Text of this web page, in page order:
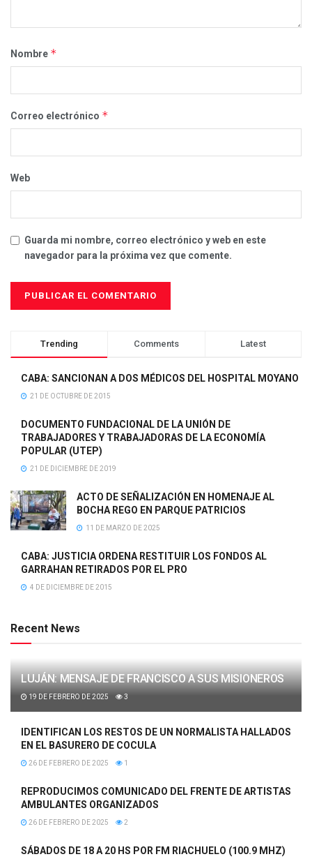
Nombre *
Correo electrónico *
Web
Guarda mi nombre, correo electrónico y web en este
navegador para la próxima vez que comente.
Trending Comments Latest
CABA: SANCIONAN A DOS MÉDICOS DEL HOSPITAL MOYANO
21 DE OCTUBRE DE 2015
DOCUMENTO FUNDACIONAL DE LA UNIÓN DE
TRABAJADORES Y TRABAJADORAS DE LA ECONOMÍA
POPULAR (UTEP)
21 DE DICIEMBRE DE 2019
ACTO DE SEÑALIZACIÓN EN HOMENAJE AL
BOCHA REGO EN PARQUE PATRICIOS
11 DE MARZO DE 2025
CABA: JUSTICIA ORDENA RESTITUIR LOS FONDOS AL
GARRAHAN RETIRADOS POR EL PRO
4 DE DICIEMBRE DE 2015
Recent News
LUJÁN: MENSAJE DE FRANCISCO A SUS MISIONEROS
19 DE FEBRERO DE 2025 3
IDENTIFICAN LOS RESTOS DE UN NORMALISTA HALLADOS
EN EL BASURERO DE COCULA
26 DE FEBRERO DE 2025 1
REPRODUCIMOS COMUNICADO DEL FRENTE DE ARTISTAS
AMBULANTES ORGANIZADOS
26 DE FEBRERO DE 2025 2
SÁBADOS DE 18 A 20 HS POR FM RIACHUELO (100.9 MHZ)